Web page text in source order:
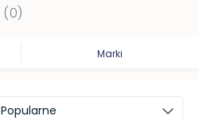
(0)
Marki
Popularne